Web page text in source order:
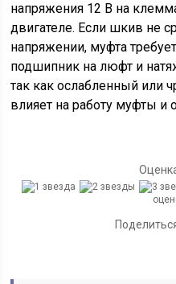
напряжения 12 В на
двигателе. Если шкив не
напряжении, муфта
подшипник на люфт и
так как ослабленный или
влияет на работу муфты и